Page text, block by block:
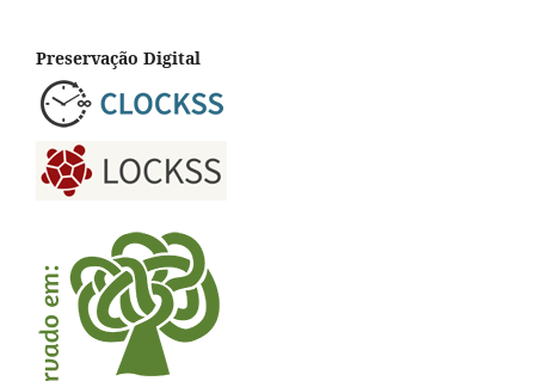
Preservação Digital